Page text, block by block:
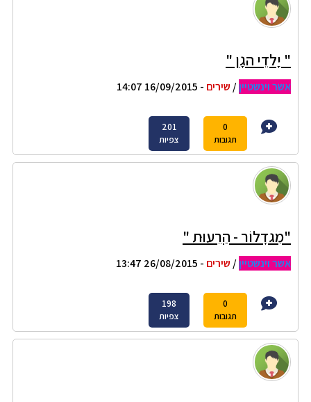
" יָלדֵי הגָן "
אשר וינשטיין/ שירים - 16/09/2015 14:07
0
תגובות
201
צפיות
"מִגדָלוֹר - הַרֵעוּת "
אשר וינשטיין/ שירים - 26/08/2015 13:47
0
תגובות
198
צפיות